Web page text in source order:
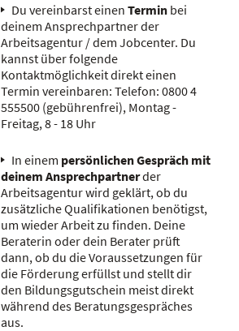
Du vereinbarst einenTermin bei
deinem Ansprechpartner der
Arbeitsagentur / dem Jobcenter. Du
kannst über folgende
Kontaktmöglichkeit direkt einen
Termin vereinbaren: Telefon: 0800 4
555500 (gebührenfrei), Montag -
Freitag, 8 - 18 Uhr
In einem persönlichen Gespräch mit
deinem Ansprechpartnerder
Arbeitsagentur wird geklärt, ob du
zusätzliche Qualifikationen benötigst,
um wieder Arbeit zu finden. Deine
Beraterin oder dein Berater prüft
dann, ob du die Voraussetzungen für
die Förderung erfüllst und stellt dir
den Bildungsgutschein meist direkt
während des Beratungsgespräches
aus.